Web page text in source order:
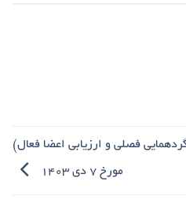
فصلی و ارزیابی اعضا فعال)
مورخ ۷ دی ۱۴۰۳